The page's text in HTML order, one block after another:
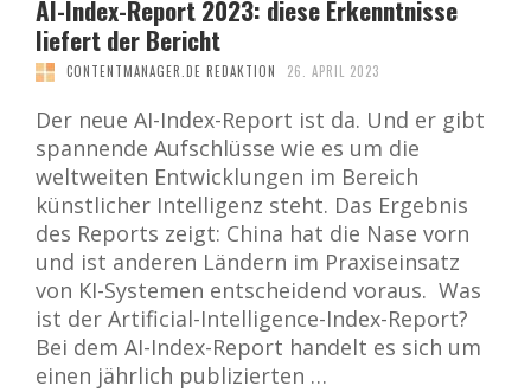
AI-Index-Report 2023: diese Erkenntnisse
liefert der Bericht
CONTENTMANAGER.DE REDAKTION 26. APRIL 2023
Der neue AI-Index-Report ist da. Und er gibt
spannende Aufschlüsse wie es um die
weltweiten Entwicklungen im Bereich
künstlicher Intelligenz steht. Das Ergebnis
des Reports zeigt: China hat die Nase vorn
und ist anderen Ländern im Praxiseinsatz
von KI-Systemen entscheidend voraus. Was
ist der Artificial-Intelligence-Index-Report?
Bei dem AI-Index-Report handelt es sich um
einen jährlich publizierten …